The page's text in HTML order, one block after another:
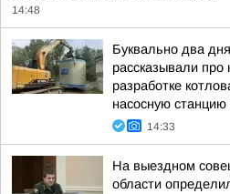
14:48
Буквально два
рассказывали про
разработке
насосную станцию
14:33
На выездном
области